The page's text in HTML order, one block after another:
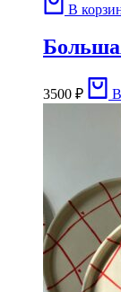
В
3500 ₽